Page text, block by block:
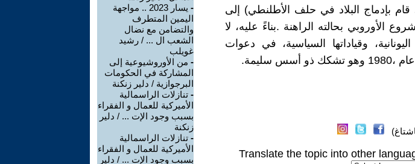
Translate the topic into other
-
يسار 2023 .. مواجهة
اليمين المتطرف
والتضامن مع نضال
الشعب ال ... / رشيد
غويلب
- من الأوروشيوعية إلى
المشاركة في الحكومات
البرجوازية / دلير زنكنة
- تنازلات الراسمالية
الأميركية للعمال و الفقراء
بسبب وجود الإت ... / دلير
زنكنة
- تنازلات الراسمالية
الأميركية للعمال و الفقراء
بسبب وجود الإت ... / دلير